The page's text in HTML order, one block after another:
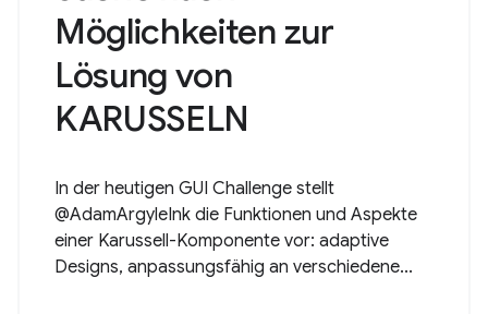
Möglichkeiten zur
Lösung von
KARUSSELN
In der heutigen GUI Challenge stellt
@AdamArgyleInk die Funktionen und Aspekte
einer Karussell-Komponente vor: adaptive
Designs, anpassungsfähig an verschiedene...